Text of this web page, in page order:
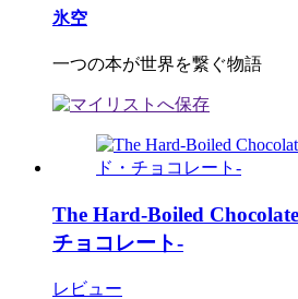
氷空
一つの本が世界を繋ぐ物語
The Hard-Boiled
チョコレート-
レビュー